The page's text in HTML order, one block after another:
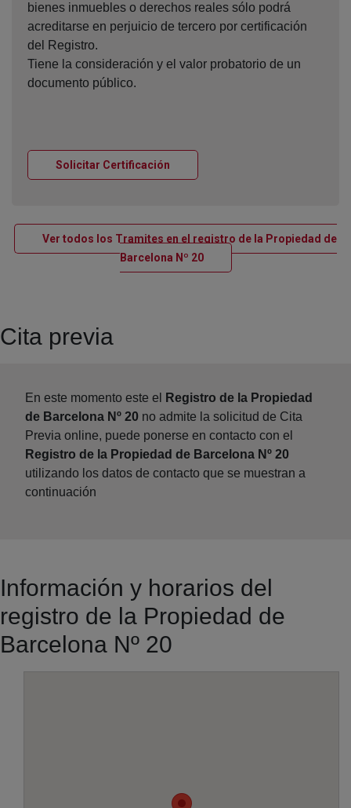
bienes inmuebles o derechos reales sólo podrá
acreditarse en perjuicio de tercero por certificación
del Registro.
Tiene la consideración y el valor probatorio de un
documento público.
Solicitar Certificación
Ver todos los Tramites en el registro de la Propiedad de
Barcelona Nº 20Ventana nueva
Cita previa
En este momento este el
Registro de la Propiedad
de Barcelona Nº 20 no admite la solicitud de Cita
Previa online, puede ponerse en contacto con el
Registro de la Propiedad de Barcelona Nº 20
utilizando los datos de contacto que se muestran a
continuación
Información y horarios del
registro de la Propiedad de
Barcelona Nº 20